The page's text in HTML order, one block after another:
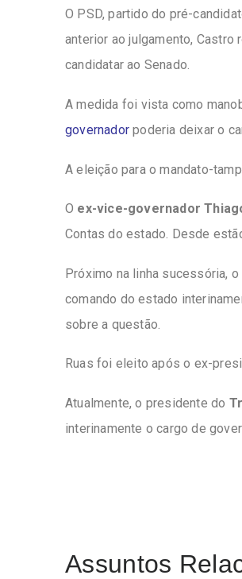
O PSD, partido do pré-
anterior ao julgamento,
candidatar ao Senado.
A medida foi vista como
governador poderia deixar o
A eleição para o mandato-
O ex-vice-governador
Contas do estado. Desde
Próximo na linha sucessória, o
comando do estado
sobre a questão.
Ruas foi eleito após o ex-
Atualmente, o presidente do
interinamente o cargo de
Assuntos